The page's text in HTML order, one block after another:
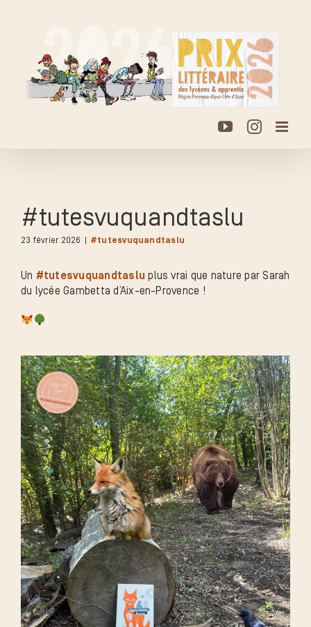
YouTube
#tutesvuquandtaslu
23 février 2026 #tutesvuquandtaslu
Un #tutesvuquandtaslu plus vrai que nature par Sarah
du lycée Gambetta d’Aix-en-Provence !